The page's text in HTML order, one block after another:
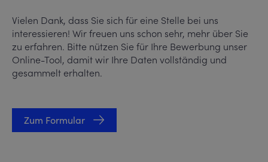
Vielen Dank, dass Sie sich für eine Stelle bei uns
interessieren! Wir freuen uns schon sehr, mehr über Sie
zu erfahren. Bitte nützen Sie für Ihre Bewerbung unser
Online-Tool, damit wir Ihre Daten vollständig und
gesammelt erhalten.
Zum Formular